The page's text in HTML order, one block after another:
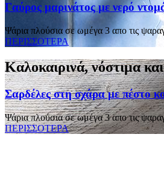
Γαύρος μαρινάτος με νερό
Ψάρια πλούσια σε ωμέγα 3 απο τις
ΠΕΡΙΣΣΟΤΕΡΑ
Καλοκαιρινά, νόστιμα
Σαρδέλες στη σχάρα με πέστο
Ψάρια πλούσια σε ωμέγα 3 απο τις
ΠΕΡΙΣΣΟΤΕΡΑ